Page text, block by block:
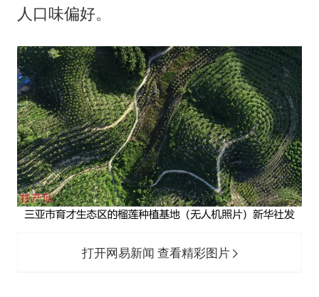
人口味偏好。
打开网易新闻 查看精彩图片